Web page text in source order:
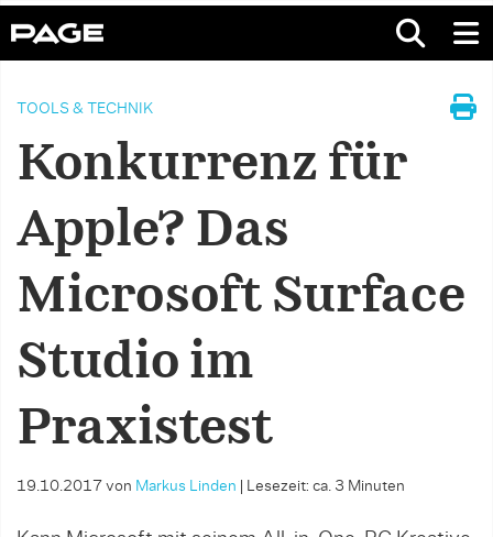
TOOLS & TECHNIK
Konkurrenz für
Apple? Das
Microsoft Surface
Studio im
Praxistest
19.10.2017 von Markus Linden Lesezeit: ca. 3 Minuten